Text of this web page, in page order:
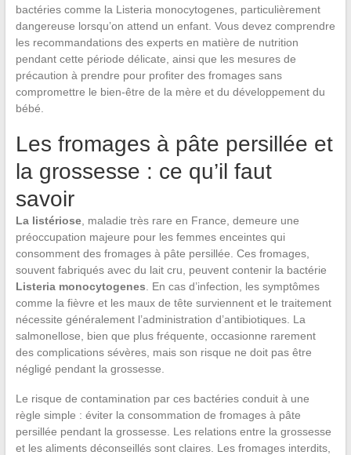
bactéries comme la Listeria monocytogenes, particulièrement
dangereuse lorsqu’on attend un enfant. Vous devez comprendre
les recommandations des experts en matière de nutrition
pendant cette période délicate, ainsi que les mesures de
précaution à prendre pour profiter des fromages sans
compromettre le bien-être de la mère et du développement du
bébé.
Les fromages à pâte persillée et
la grossesse : ce qu’il faut
savoir
La listériose, maladie très rare en France, demeure une
préoccupation majeure pour les femmes enceintes qui
consomment des fromages à pâte persillée. Ces fromages,
souvent fabriqués avec du lait cru, peuvent contenir la bactérie
Listeria monocytogenes . En cas d’infection, les symptômes
comme la fièvre et les maux de tête surviennent et le traitement
nécessite généralement l’administration d’antibiotiques. La
salmonellose, bien que plus fréquente, occasionne rarement
des complications sévères, mais son risque ne doit pas être
négligé pendant la grossesse.
Le risque de contamination par ces bactéries conduit à une
règle simple : éviter la consommation de fromages à pâte
persillée pendant la grossesse. Les relations entre la grossesse
et les aliments déconseillés sont claires. Les fromages interdits,